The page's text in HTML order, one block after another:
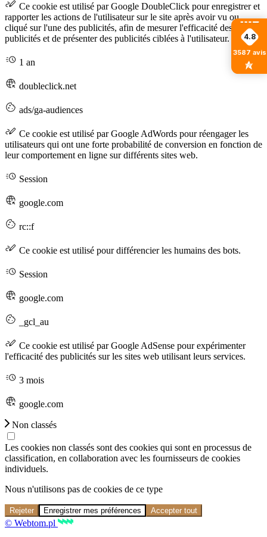
4.8
3587 avis
Ce cookie est utilisé par Google DoubleClick pour enregistrer et
rapporter les actions de l'utilisateur sur le site après avoir vu ou
cliqué sur l'une des publicités, afin de mesurer l'efficacité des
publicités et de présenter des publicités ciblées à l'utilisateur.
1 an
doubleclick.net
ads/ga-audiences
Ce cookie est utilisé par Google AdWords pour réengager les
utilisateurs qui ont une forte probabilité de conversion en fonction de
leur comportement en ligne sur différents sites web.
Session
google.com
rc::f
Ce cookie est utilisé pour différencier les humains des bots.
Session
google.com
_gcl_au
Ce cookie est utilisé par Google AdSense pour expérimenter
l'efficacité des publicités sur les sites web utilisant leurs services.
3 mois
google.com
Non classés
Les cookies non classés sont des cookies qui sont en processus de
classification, en collaboration avec les fournisseurs de cookies
individuels.
Nous n'utilisons pas de cookies de ce type
Rejeter Enregistrer mes préférences Accepter tout
© Webtom.pl